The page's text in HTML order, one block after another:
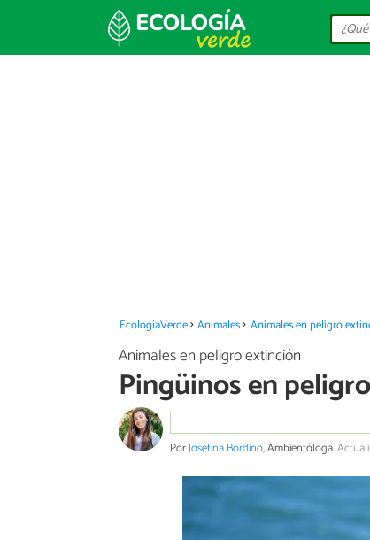
EcologíaVerde Animales Animales en peligro
Animales en peligro extinción
Pingüinos en
PorJosefina Bordino, Ambientóloga.